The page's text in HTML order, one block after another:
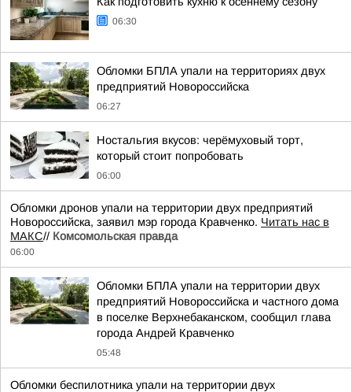
06:30
Обломки БПЛА упали на территориях двух
предприятий Новороссийска
06:27
Ностальгия вкусов: черёмуховый торт,
который стоит попробовать
06:00
Обломки дронов упали на территории двух предприятий
Новороссийска, заявил мэр города Кравченко. Читать нас в
МАКС// Комсомольская правда
06:00
Обломки БПЛА упали на территории двух
предприятий Новороссийска и частного дома
в поселке Верхнебаканском, сообщил глава
города Андрей Кравченко
05:48
Обломки беспилотника упали на территории двух